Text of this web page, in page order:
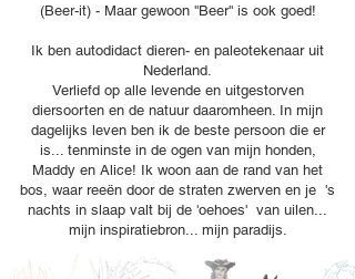
(Beer-it) - Maar gewoon ''Beer'' is ook goed!
Ik ben autodidact dieren- en paleotekenaar uit
Nederland.
Verliefd op alle levende en uitgestorven
diersoorten en de natuur daaromheen. In mijn
dagelijks leven ben ik de beste persoon die er
is... tenminste in de ogen van mijn honden,
Maddy en Alice! Ik woon aan de rand van het
bos, waar reeën door de straten zwerven en je 's
nachts in slaap valt bij de 'oehoes' van uilen...
mijn inspiratiebron... mijn paradijs.